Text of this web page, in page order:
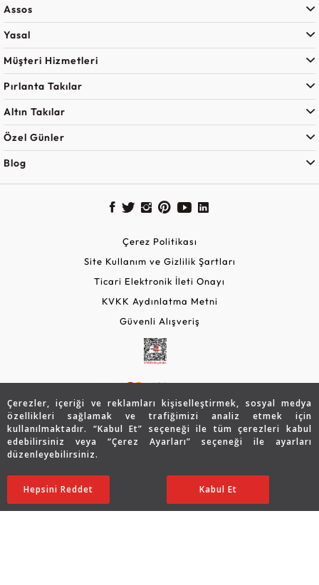
Çerezler, içeriği ve reklamları kişiselleştirmek, sosyal medya
özellikleri sağlamak ve trafiğimizi analiz etmek için
kullanılmaktadır. “Kabul Et” seçeneği ile tüm çerezleri kabul
edebilirsiniz veya “Çerez Ayarları” seçeneği ile ayarları
düzenleyebilirsiniz.
Ayarları Düzenle
Hepsini Reddet Kabul Et
25.371 TL
12.686TL SATIN ALIN
Assos
Yasal
Müşteri Hizmetleri
Pırlanta Takılar
Altın Takılar
Özel Günler
Blog
© 2026 Assos Diamond
Çerez Politikası
Site Kullanım ve Gizlilik Şartları
Ticari Elektronik İleti Onayı
KVKK Aydınlatma Metni
Güvenli Alışveriş
Copyright © 2026 Assos Pırlanta - Bu sitenin tüm hakları